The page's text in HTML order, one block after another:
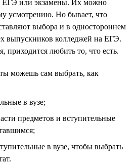
ЕГЭ или экзамены. Их можно
усмотрению. Но бывает, что
выбора и в одностороннем
выпускников колледжей на ЕГЭ.
приходится любить то, что есть.
можешь сам выбрать, как
в вузе;
предметов и вступительные
в вузе, чтобы выбрать